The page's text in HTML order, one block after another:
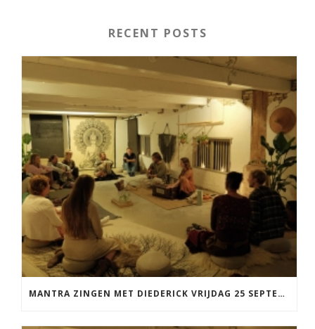
RECENT POSTS
MANTRA ZINGEN MET DIEDERICK VRIJDAG 25 SEPTEMBER EN 20 NOVEMBER